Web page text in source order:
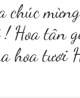
chúc
! Hoa tân
hoa tươi